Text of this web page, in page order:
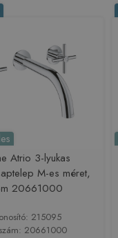
Atrio 3-lyukas
M-es méret,
20661000
215095
20661000